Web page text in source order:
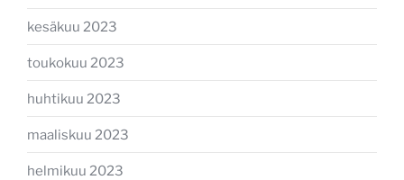
kesäkuu 2023
toukokuu 2023
huhtikuu 2023
maaliskuu 2023
helmikuu 2023